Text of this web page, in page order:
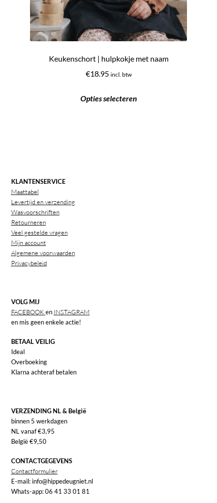
Keukenschort | hulpkokje met naam
€18.95 incl. btw
Opties selecteren
KLANTENSERVICE
Maattabel
Levertijd en verzending
Wasvoorschriften
Retourneren
Veel gestelde vragen
Mijn account
Algemene voorwaarden
Privacybeleid
VOLG MIJ
FACEBOOK en INSTAGRAM
en mis geen enkele actie!
BETAAL VEILIG
Ideal
Overboeking
Klarna achteraf betalen
VERZENDING NL & België
binnen 5 werkdagen
NL vanaf €3,95
België €9,50
CONTACTGEGEVENS
Contactformulier
E-mail: info@hippedeugniet.nl
Whats-app: 06 41 33 01 81